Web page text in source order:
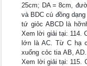
25cm; DA = 8cm,
và BDC cú đồng
tứ giỏc ABCD là
Xem lời giải tại: 114.
lớn là AC. Từ C hạ
xuống cỏc tia AB,
Xem lời giải tại: 115.